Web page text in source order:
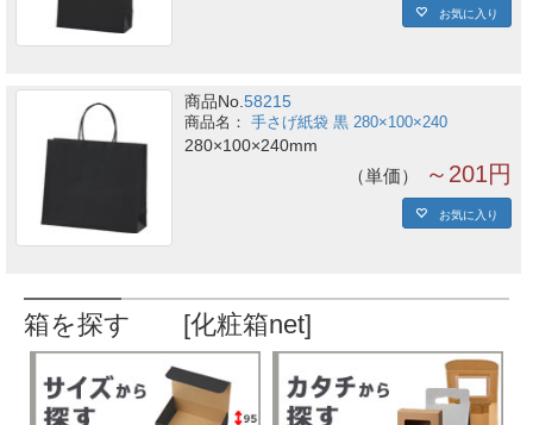
お気に入り
商品No.58215
手さげ紙袋 黒 280×100×240
280×100×240mm
単価 ～201円
お気に入り
箱を探す [化粧箱net]